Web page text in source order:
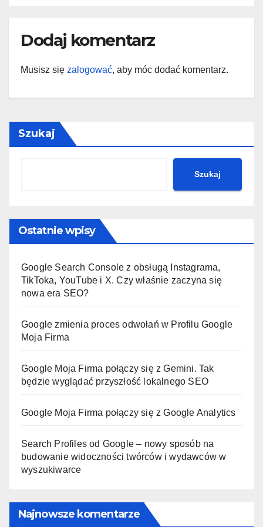
Dodaj komentarz
Musisz się zalogować, aby móc dodać komentarz.
Szukaj
Szukaj
Ostatnie wpisy
Google Search Console z obsługą Instagrama,
TikToka, YouTube i X. Czy właśnie zaczyna się
nowa era SEO?
Google zmienia proces odwołań w Profilu Google
Moja Firma
Google Moja Firma połączy się z Gemini. Tak
będzie wyglądać przyszłość lokalnego SEO
Google Moja Firma połączy się z Google Analytics
Search Profiles od Google – nowy sposób na
budowanie widoczności twórców i wydawców w
wyszukiwarce
Najnowsze komentarze